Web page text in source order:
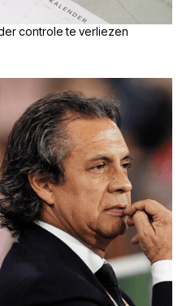
controle te verliezen